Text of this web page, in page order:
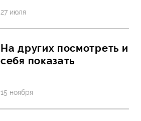
27 июля
На других посмотреть и
себя показать
15 ноября